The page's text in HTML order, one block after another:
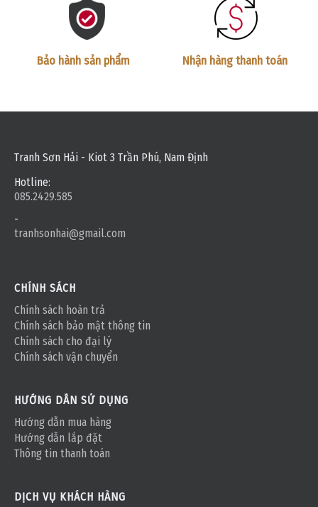
Bảo hành sản phẩm Nhận hàng thanh toán
Tranh Sơn Hải - Kiot 3 Trần Phú, Nam Định
Hotline:
085.2429.585
-
tranhsonhai@gmail.com
CHÍNH SÁCH
Chính sách hoàn trả
Chính sách bảo mật thông tin
Chính sách cho đại lý
Chính sách vận chuyển
HƯỚNG DẪN SỬ DỤNG
Hướng dẫn mua hàng
Hướng dẫn lắp đặt
Thông tin thanh toán
DỊCH VỤ KHÁCH HÀNG